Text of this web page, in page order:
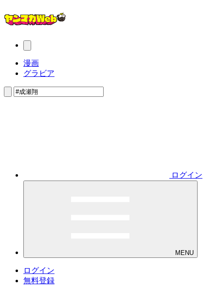
漫画
グラビア
ログイン
MENU
ログイン
無料登録